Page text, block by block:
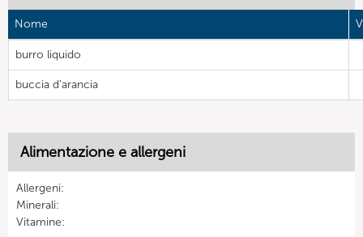
Nome
burro liquido
buccia d'arancia
Alimentazione e allergeni
Allergeni:
Minerali:
Vitamine: